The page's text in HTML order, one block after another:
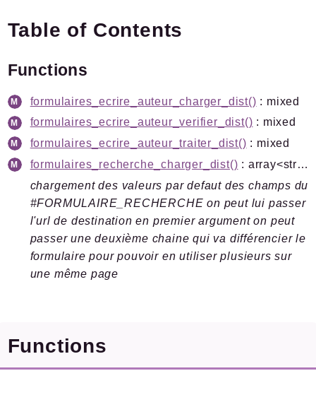
Plugins.spip.net
Application
Reports
Deprecated
Errors
Markers
Files
Table of Contents
Functions
formulaires_ecrire_auteur_charger_dist() : mixed
formulaires_ecrire_auteur_verifier_dist() : mixed
formulaires_ecrire_auteur_traiter_dist() : mixed
formulaires_recherche_charger_dist()
: array<string|int, mixed>
chargement des valeurs par defaut des champs du
#FORMULAIRE_RECHERCHE on peut lui passer
l'url de destination en premier argument on peut
passer une deuxième chaine qui va différencier le
formulaire pour pouvoir en utiliser plusieurs sur
une même page
Functions